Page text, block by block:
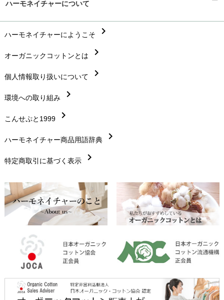
配送と送料chevron_right
在庫状況と発送予定chevron_right
サイズ・寸法chevron_right
生地・素材chevron_right
お手入れについて chevron_right
レビューを書こうchevron_right
返品交換chevron_right
FAXでのご注文 chevron_right
お問い合わせchevron_right
ハーモネイチャーについて
ハーモネイチャーにようこそ chevron_right
オーガニックコットンとは chevron_right
個人情報取り扱いについて chevron_right
環境への取り組み chevron_right
こんせぷと1999 chevron_right
ハーモネイチャー商品用語辞典 chevron_right
特定商取引に基づく表示 chevron_right